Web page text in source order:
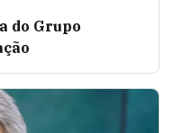
do Grupo